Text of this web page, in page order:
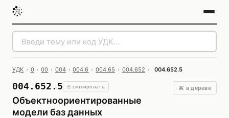
УДК › 0 › 00 › 004 › 004.6 › 004.65 › 004.652 › 004.652.5
004.652.5 ⎘ скопировать
Объектноориентированные
модели баз данных
⌘ в дереве